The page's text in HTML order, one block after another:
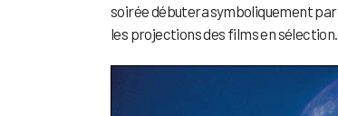
soirée débutera symboliquement par
les projections des films en sélection.